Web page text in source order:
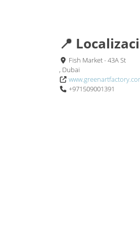
📍
Fish Market - 43A St
, Dubai
+971509001391